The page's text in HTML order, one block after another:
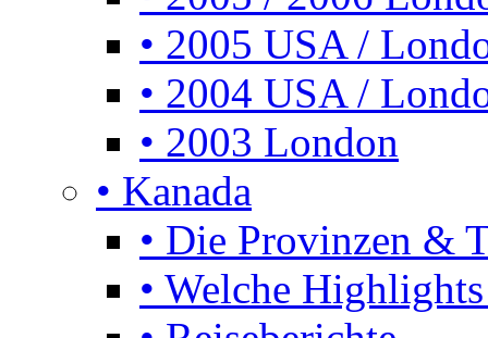
• 2005 USA /
• 2004 USA /
• 2003 London
• Kanada
• Die Provinzen &
• Welche